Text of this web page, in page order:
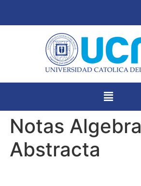
Notas Algebra
Abstracta